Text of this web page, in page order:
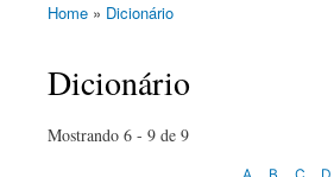
Home » Dicionário
Dicionário
Mostrando 6 - 9 de 9